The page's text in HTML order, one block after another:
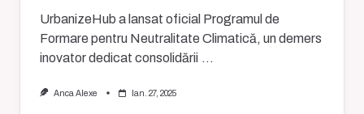
UrbanizeHub a lansat oficial Programul de
Formare pentru Neutralitate Climatică, un demers
inovator dedicat consolidării ...
Anca Alexe Ian. 27, 2025